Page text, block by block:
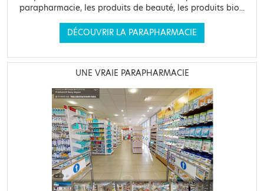
parapharmacie, les produits de beauté, les produits bio...
DÉCOUVRIR LA PARAPHARMACIE
UNE VRAIE PARAPHARMACIE